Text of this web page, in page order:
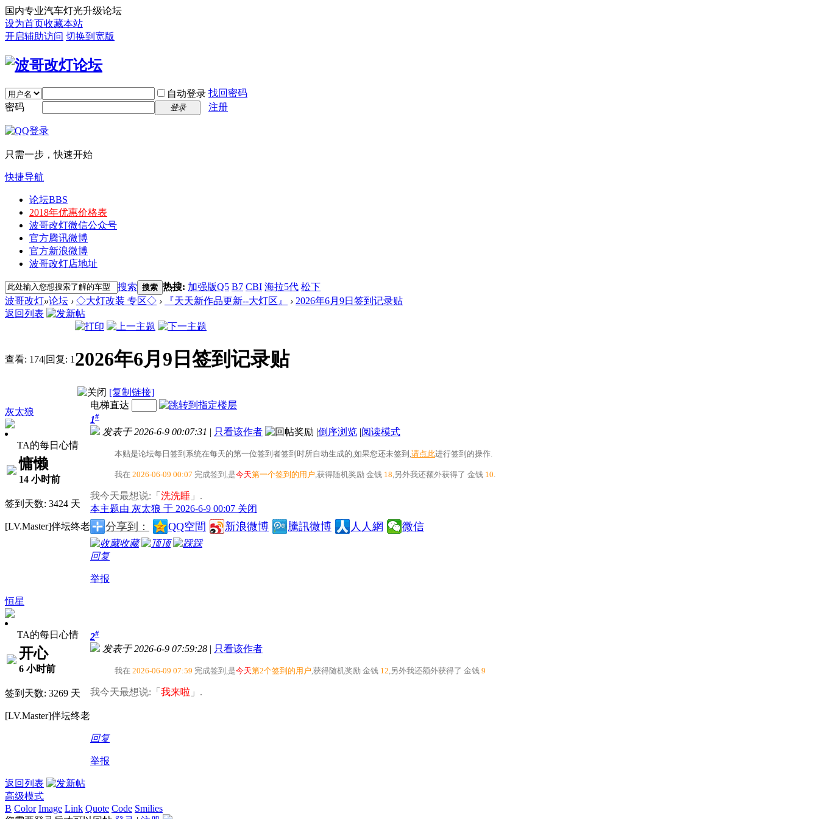
国内专业汽车灯光升级论坛
设为首页收藏本站
开启辅助访问 切换到宽版
自动登录 找回密码
密码
登录 注册
只需一步，快速开始
快捷导航
论坛BBS
2018年优惠价格表
波哥改灯微信公众号
官方腾讯微博
官方新浪微博
波哥改灯店地址
搜索 搜索 热搜: 加强版Q5 B7 CBI 海拉5代 松下
波哥改灯»论坛 › ◇大灯改装 专区◇ › 『天天新作品更新--大灯区』 › 2026年6月9日签到记录贴
返回列表
查看: 174|回复: 1 2026年6月9日签到记录贴
[复制链接]
灰太狼
TA的每日心情
慵懒
14 小时前
签到天数: 3424 天
[LV.Master]伴坛终老
电梯直达
1#
发表于 2026-6-9 00:07:31 | 只看该作者 |倒序浏览 |阅读模式
本贴是论坛每日签到系统在每天的第一位签到者签到时所自动生成的,如果您还未签到,请点此进行签到的操作.
我在 2026-06-09 00:07 完成签到,是今天第一个签到的用户,获得随机奖励 金钱 18,另外我还额外获得了 金钱 10.
我今天最想说:「 洗洗睡 」.
本主题由 灰太狼 于 2026-6-9 00:07 关闭
分享到： QQ空間 新浪微博 騰訊微博 人人網 微信
收藏 顶
踩
回复
举报
恒星
TA的每日心情
开心
6 小时前
签到天数: 3269 天
[LV.Master]伴坛终老
2#
发表于 2026-6-9 07:59:28 | 只看该作者
我在 2026-06-09 07:59 完成签到,是今天第2个签到的用户,获得随机奖励 金钱 12,另外我还额外获得了 金钱 9
我今天最想说:「 我来啦 」.
回复
举报
返回列表
高级模式
B Color Image Link Quote Code Smilies